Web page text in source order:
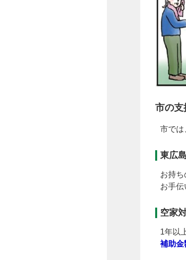
市の支
市では
東広
お持
お手伝
空家
1年以
補助金